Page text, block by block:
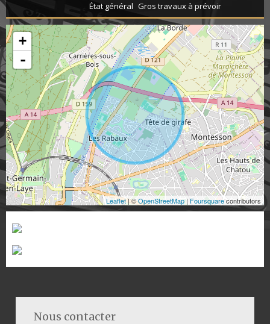
État général Gros travaux à prévoir
+
-
Leaflet| ©OpenStreetMap| Foursquarecontributors
Nous contacter